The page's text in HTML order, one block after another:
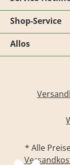
Shop-Service
Allos
* Alle